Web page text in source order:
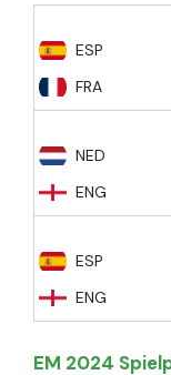
ESP
FRA
NED
ENG
ESP
ENG
EM 2024